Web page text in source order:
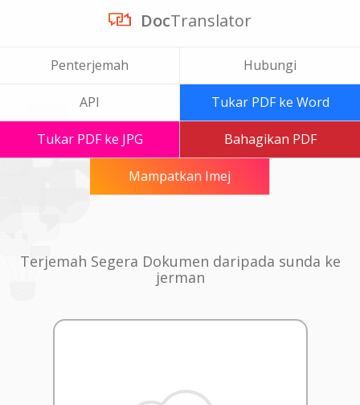
DocTranslator
Penterjemah Hubungi
API Tukar PDF ke Word
Tukar PDF ke JPG Bahagikan PDF
Mampatkan Imej
Terjemah Segera Dokumen daripada sunda ke
jerman